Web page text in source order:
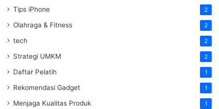
Tips iPhone 2
Olahraga & Fitness 2
tech 2
Strategi UMKM 2
Daftar Pelatih 1
Rekomendasi Gadget 1
Menjaga Kualitas Produk 1